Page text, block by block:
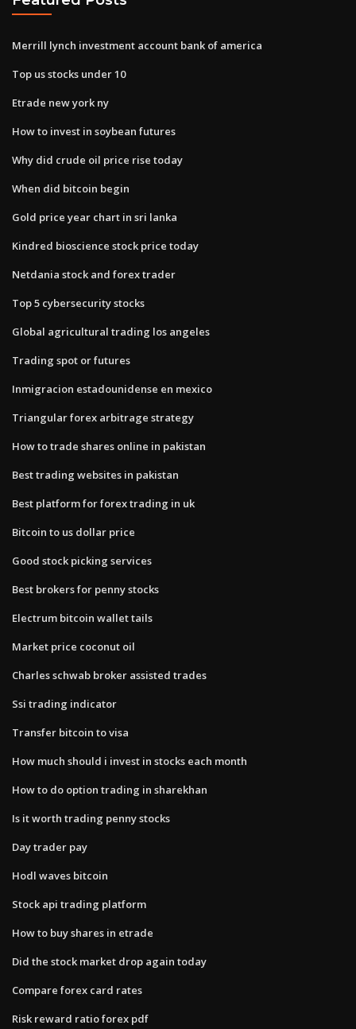
Merrill lynch investment account bank of america
Top us stocks under 10
Etrade new york ny
How to invest in soybean futures
Why did crude oil price rise today
When did bitcoin begin
Gold price year chart in sri lanka
Kindred bioscience stock price today
Netdania stock and forex trader
Top 5 cybersecurity stocks
Global agricultural trading los angeles
Trading spot or futures
Inmigracion estadounidense en mexico
Triangular forex arbitrage strategy
How to trade shares online in pakistan
Best trading websites in pakistan
Best platform for forex trading in uk
Bitcoin to us dollar price
Good stock picking services
Best brokers for penny stocks
Electrum bitcoin wallet tails
Market price coconut oil
Charles schwab broker assisted trades
Ssi trading indicator
Transfer bitcoin to visa
How much should i invest in stocks each month
How to do option trading in sharekhan
Is it worth trading penny stocks
Day trader pay
Hodl waves bitcoin
Stock api trading platform
How to buy shares in etrade
Did the stock market drop again today
Compare forex card rates
Risk reward ratio forex pdf